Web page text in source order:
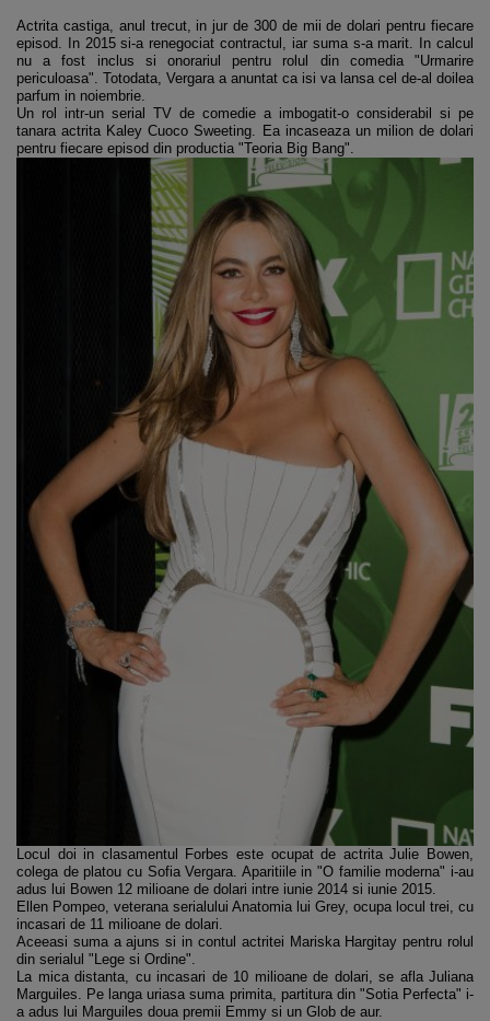
Actrita castiga, anul trecut, in jur de 300 de mii de dolari pentru fiecare
episod. In 2015 si-a renegociat contractul, iar suma s-a marit. In calcul
nu a fost inclus si onorariul pentru rolul din comedia "Urmarire
periculoasa". Totodata, Vergara a anuntat ca isi va lansa cel de-al doilea
parfum in noiembrie.
Un rol intr-un serial TV de comedie a imbogatit-o considerabil si pe
tanara actrita Kaley Cuoco Sweeting. Ea incaseaza un milion de dolari
pentru fiecare episod din productia "Teoria Big Bang".
Locul doi in clasamentul Forbes este ocupat de actrita Julie Bowen,
colega de platou cu Sofia Vergara. Aparitiile in "O familie moderna" i-au
adus lui Bowen 12 milioane de dolari intre iunie 2014 si iunie 2015.
Ellen Pompeo, veterana serialului Anatomia lui Grey, ocupa locul trei, cu
incasari de 11 milioane de dolari.
Aceeasi suma a ajuns si in contul actritei Mariska Hargitay pentru rolul
din serialul "Lege si Ordine".
La mica distanta, cu incasari de 10 milioane de dolari, se afla Juliana
Marguiles. Pe langa uriasa suma primita, partitura din "Sotia Perfecta" i-
a adus lui Marguiles doua premii Emmy si un Glob de aur.